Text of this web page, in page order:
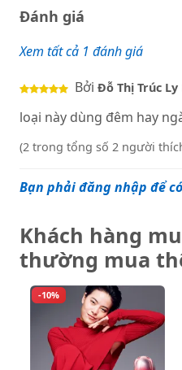
Đánh giá
Xem tất cả 1 đánh giá
Bởi Đỗ Thị Trúc Ly
loại này dùng đêm hay
(2 trong tổng số 2 người
Bạn phải đăng nhập để
Khách hàng
thường mua
-10%